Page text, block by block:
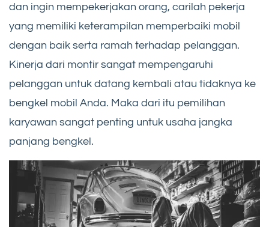
dan ingin mempekerjakan orang, carilah pekerja
yang memiliki keterampilan memperbaiki mobil
dengan baik serta ramah terhadap pelanggan.
Kinerja dari montir sangat mempengaruhi
pelanggan untuk datang kembali atau tidaknya ke
bengkel mobil Anda. Maka dari itu pemilihan
karyawan sangat penting untuk usaha jangka
panjang bengkel.